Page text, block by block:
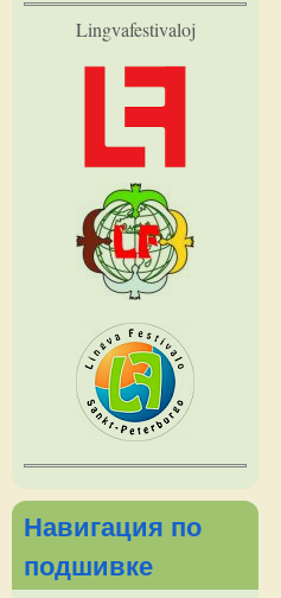
Lingvafestivaloj
Навигация по
подшивке